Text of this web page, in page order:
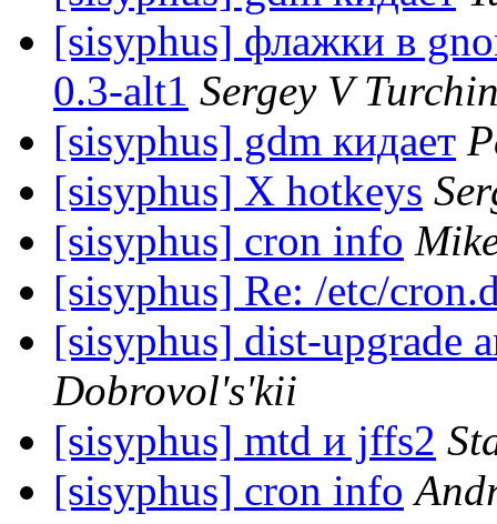
[sisyphus] флажки в
0.3-alt1 Sergey V
[sisyphus] gdm кидает
[sisyphus] X hotkeys
[sisyphus] cron info
[sisyphus] Re: /etc/
[sisyphus] dist-upgrade
Dobrovol's'kii
[sisyphus] mtd и jffs2
[sisyphus] cron info